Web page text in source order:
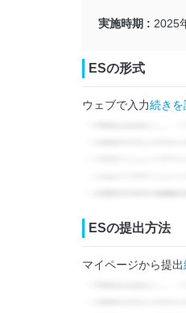
実施時期 2025
ESの形式
ウェブで入力続き
ESの提出方法
マイページから提出